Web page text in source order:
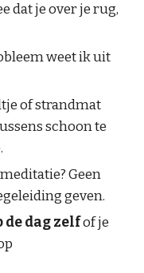
dat je over je rug,
weet ik uit
of strandmat
schoon te
Geen
geven.
de dag zelfof je